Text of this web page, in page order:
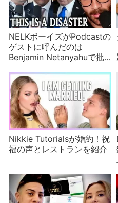
NELKボーイズがPodcastの
ゲストに呼んだのは
Benjamin Netanyahuで批
Nikkie Tutorialsが婚約！祝
福の声とレストランを紹介